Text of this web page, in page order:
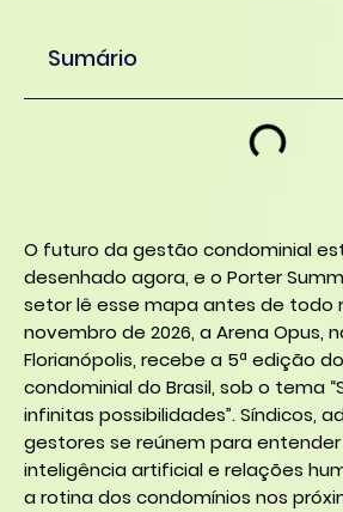
Sumário
O futuro da gestão condominial
desenhado agora, e o Porter
setor lê esse mapa antes de todo
novembro de 2026, a Arena Opus,
Florianópolis, recebe a 5ª edição
condominial do Brasil, sob o tema
infinitas possibilidades”. Síndicos,
gestores se reúnem para
inteligência artificial e relações
a rotina dos condomínios nos